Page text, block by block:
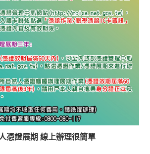
憑證展期 線上辦理很簡單